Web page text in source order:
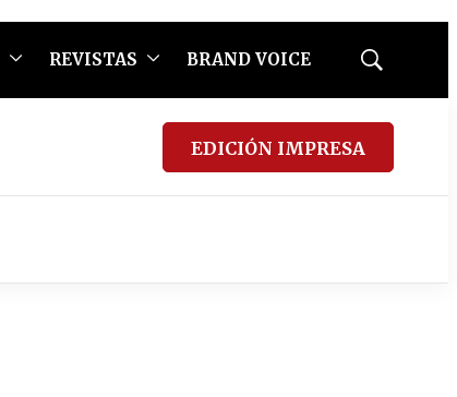
REVISTAS BRAND VOICE
Mostrar
EDICIÓN IMPRESA